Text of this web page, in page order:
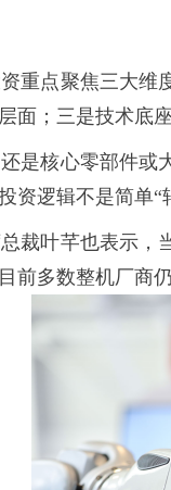
点聚焦三大维
面；三是技术底
核心零部件或
资逻辑不是简单
叶芊也表示，
前多数整机厂商